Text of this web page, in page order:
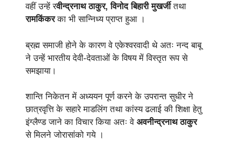
वहीं उन्हें रवीन्द्रनाथ ठाकुर, विनोद बिहारी मुखर्जीतथा
रामकिंकरका भी सान्निध्य प्राप्त हुआ ।
ब्रह्म समाजी होने के कारण वे एकेश्वरवादी थे अतः नन्द बाबू
ने उन्हें भारतीय देवी-देवताओं के विषय में विस्तृत रूप से
समझाया।
शान्ति निकेतन में अध्ययन पूर्ण करने के उपरान्त सुधीर ने
छात्रवृत्ति के सहारे माडलिंग तथा कांस्य ढलाई की शिक्षा हेतु
इंग्लैण्ड जाने का विचार किया अतः वे अवनीन्द्रनाथ ठाकुर
से मिलने जोरासांको गये ।